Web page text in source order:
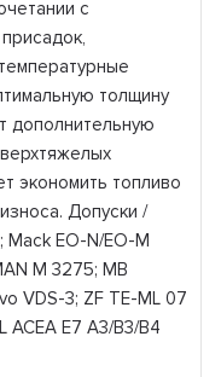
с
толщину
дополнительную
экономить топливо
Допуски /
Mack EO-N/EO-M
M 3275; MB
VDS-3; ZF TE-ML 07
E7 A3/B3/B4